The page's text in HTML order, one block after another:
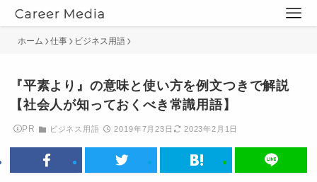
ホーム 仕事 ビジネス用語
『平素より』の意味と使い方を例文つきで解説
【社会人が知っておくべき常識用語】
PR ビジネス用語 2019年7月23日 2023年2月1日